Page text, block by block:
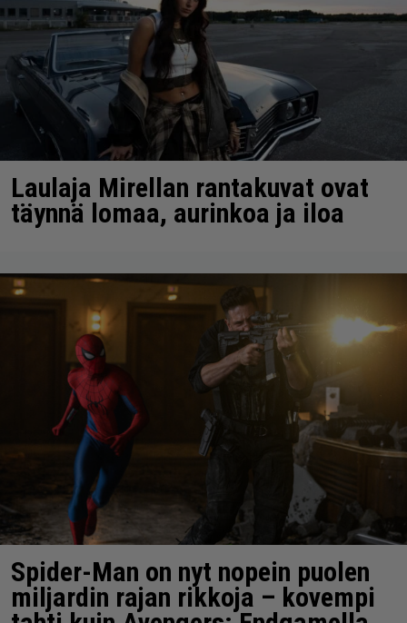
Laulaja Mirellan rantakuvat ovat
täynnä lomaa, aurinkoa ja iloa
Spider-Man on nyt nopein puolen
miljardin rajan rikkoja – kovempi